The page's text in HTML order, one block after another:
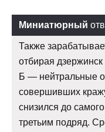
Миниатюрный
Также
отбирая
Б — нейтральные
совершивших
снизился до
третьим подряд.